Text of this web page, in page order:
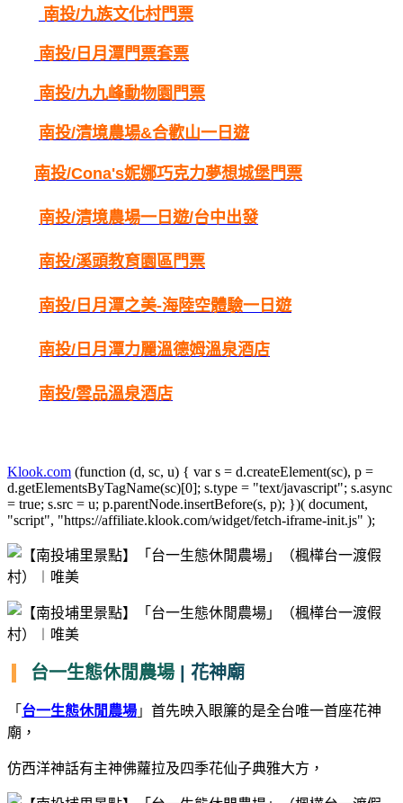
南投/九族文化村門票
南投/ 日月潭門票套票
南投/九九峰動物園門票
南投/清境農場&合歡山一日遊
南投/Cona's妮娜巧克力夢想城堡門票
南投/清境農場一日遊/台中出發
南投/溪頭教育園區門票
南投/ 日月潭之美-海陸空體驗一日遊
南投/ 日月潭力麗溫德姆溫泉酒店
南投/雲品溫泉酒店
Klook.com (function (d, sc, u) { var s = d.createElement(sc), p =
d.getElementsByTagName(sc)[0]; s.type = "text/javascript"; s.async
= true; s.src = u; p.parentNode.insertBefore(s, p); })( document,
"script", "https://affiliate.klook.com/widget/fetch-iframe-init.js" );
台一生態休閒農場 | 花神廟
「 台一生態休閒農場 」 首先映入眼簾的是全台唯一首座花神
廟，
仿西洋神話有主神佛蘿拉及四季花仙子典雅大方 ，